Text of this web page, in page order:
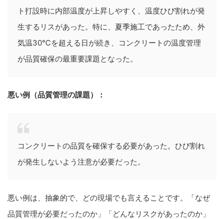
ト打設時に内部温度が上昇しやすく、温度ひび割れが発
生するリスがあった。特に、夏季施工であったため、外
気温30℃を超える日が続き、コンクリートの温度管理
が品質確保の最重要課題となった。
悪い例（品質管理の課題）：
コンクリートの品質を確保する必要があった。ひび割れ
が発生しないよう注意が必要だった。
悪い例は、抽象的で、どの現場でも言えることです。「なぜ
品質管理が必要だったのか」「どんなリスクがあったのか」